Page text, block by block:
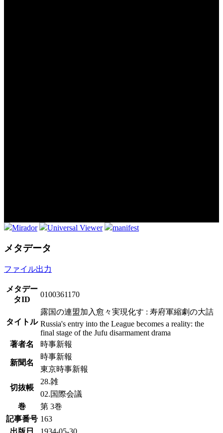
Mirador Universal Viewer manifest
メタデータ
ファイル出力
メタデー
タID
0100361170
タイトル
露国の連盟加入愈々実現化す : 寿府軍縮劇の大詰
Russia's entry into the League becomes a reality: the
final stage of the Jufu disarmament drama
著者名
時事新報
新聞名
時事新報
東京時事新報
切抜帳
28.雑
02.国際会議
巻
第 3巻
記事番号 163
出版日
1934-05-30